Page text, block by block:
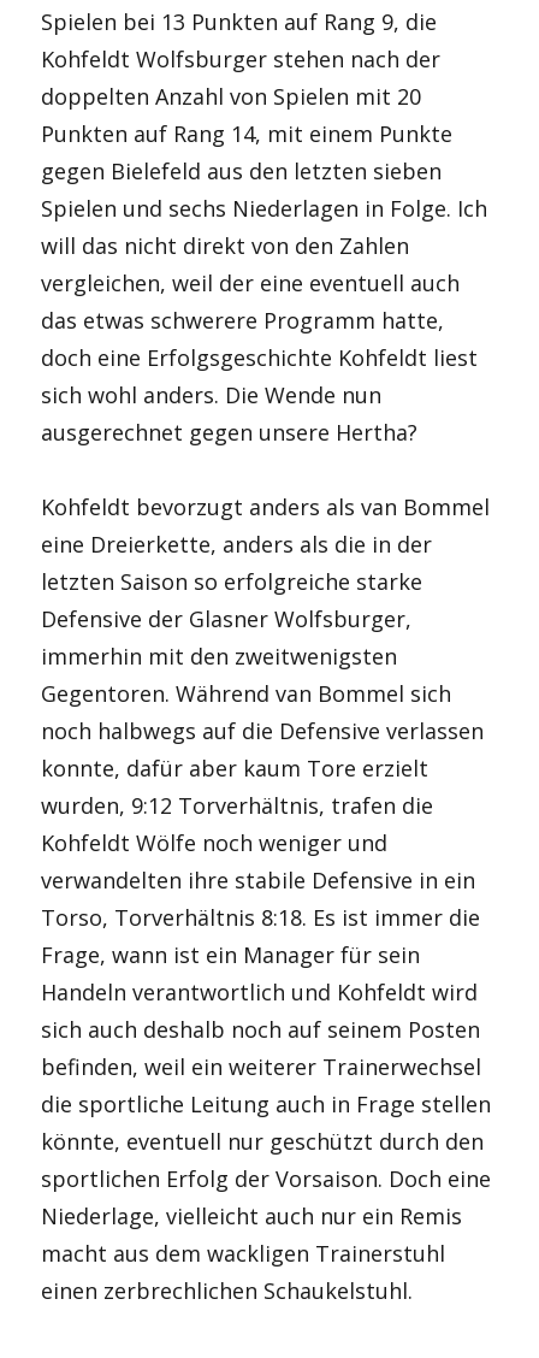
Spielen bei 13 Punkten auf Rang 9, die
Kohfeldt Wolfsburger stehen nach der
doppelten Anzahl von Spielen mit 20
Punkten auf Rang 14, mit einem Punkte
gegen Bielefeld aus den letzten sieben
Spielen und sechs Niederlagen in Folge. Ich
will das nicht direkt von den Zahlen
vergleichen, weil der eine eventuell auch
das etwas schwerere Programm hatte,
doch eine Erfolgsgeschichte Kohfeldt liest
sich wohl anders. Die Wende nun
ausgerechnet gegen unsere Hertha?
Kohfeldt bevorzugt anders als van Bommel
eine Dreierkette, anders als die in der
letzten Saison so erfolgreiche starke
Defensive der Glasner Wolfsburger,
immerhin mit den zweitwenigsten
Gegentoren. Während van Bommel sich
noch halbwegs auf die Defensive verlassen
konnte, dafür aber kaum Tore erzielt
wurden, 9:12 Torverhältnis, trafen die
Kohfeldt Wölfe noch weniger und
verwandelten ihre stabile Defensive in ein
Torso, Torverhältnis 8:18. Es ist immer die
Frage, wann ist ein Manager für sein
Handeln verantwortlich und Kohfeldt wird
sich auch deshalb noch auf seinem Posten
befinden, weil ein weiterer Trainerwechsel
die sportliche Leitung auch in Frage stellen
könnte, eventuell nur geschützt durch den
sportlichen Erfolg der Vorsaison. Doch eine
Niederlage, vielleicht auch nur ein Remis
macht aus dem wackligen Trainerstuhl
einen zerbrechlichen Schaukelstuhl.